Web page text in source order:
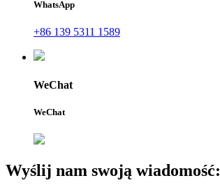
WhatsApp
+86 139 5311 1589
WeChat
WeChat
Wyślij nam swoją wiadomość: